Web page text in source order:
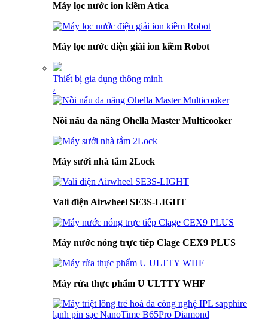
Máy lọc nước ion kiềm Atica
Máy lọc nước điện giải ion kiềm Robot
Thiết bị gia dụng thông minh
›
Nồi nấu đa năng Ohella Master Multicooker
Máy sưởi nhà tắm 2Lock
Vali điện Airwheel SE3S-LIGHT
Máy nước nóng trực tiếp Clage CEX9 PLUS
Máy rửa thực phẩm U ULTTY WHF